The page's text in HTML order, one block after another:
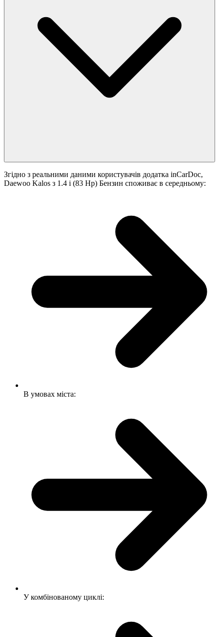
Згідно з реальними даними користувачів додатка inCarDoc,
Daewoo Kalos з 1.4 i (83 Hp) Бензин споживає в середньому:
В умовах міста:
У комбінованому циклі: